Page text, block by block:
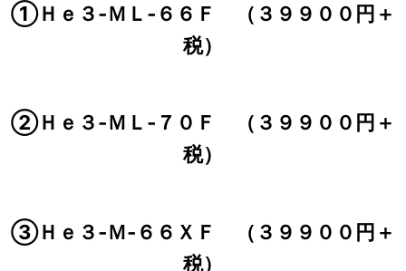
①Ｈｅ３‐ＭＬ‐６６Ｆ （３９９００円＋
税）
②Ｈｅ３‐ＭＬ‐７０Ｆ （３９９００円＋
税）
③Ｈｅ３‐Ｍ‐６６ＸＦ （３９９００円＋
税）